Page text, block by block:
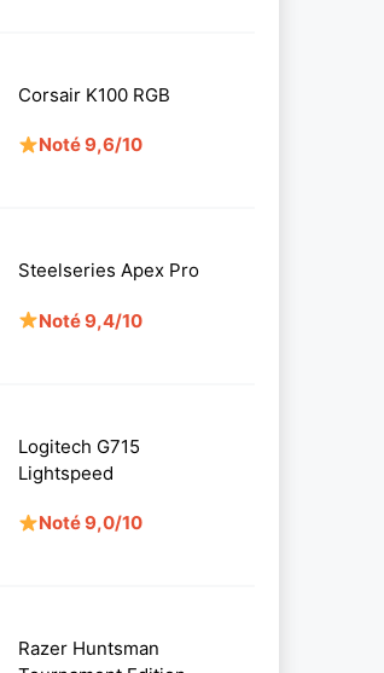
Corsair K100 RGB
Noté 9,6/10
Steelseries Apex Pro
Noté 9,4/10
Logitech G715
Lightspeed
Noté 9,0/10
Razer Huntsman